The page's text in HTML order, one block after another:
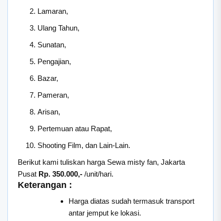
Lamaran,
Ulang Tahun,
Sunatan,
Pengajian,
Bazar,
Pameran,
Arisan,
Pertemuan atau Rapat,
Shooting Film, dan Lain-Lain.
Berikut kami tuliskan harga Sewa misty fan, Jakarta
Pusat Rp. 350.000,- /unit/hari.
Keterangan :
Harga diatas sudah termasuk transport
antar jemput ke lokasi.